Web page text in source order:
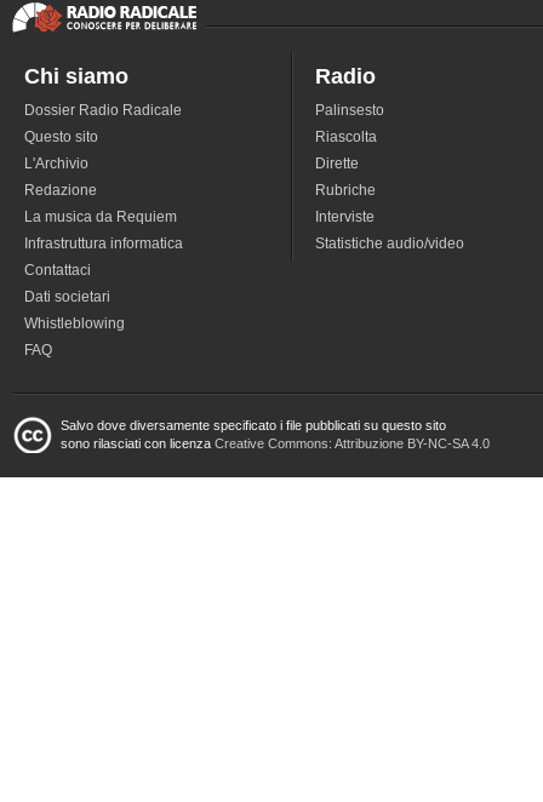
Chi siamo
Dossier Radio Radicale
Questo sito
L'Archivio
Redazione
La musica da Requiem
Infrastruttura informatica
Contattaci
Dati societari
Whistleblowing
FAQ
Radio
Palinsesto
Riascolta
Dirette
Rubriche
Interviste
Statistiche audio/video
Salvo dove diversamente specificato i file pubblicati su questo sito
sono rilasciati con licenza Creative Commons: Attribuzione BY-NC-SA 4.0